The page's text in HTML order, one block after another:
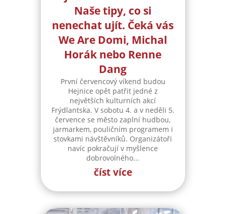
Naše tipy, co si
nenechat ujít. Čeká vás
We Are Domi, Michal
Horák nebo Renne
Dang
První červencový víkend budou
Hejnice opět patřit jedné z
největších kulturních akcí
Frýdlantska. V sobotu 4. a v neděli 5.
července se město zaplní hudbou,
jarmarkem, pouličním programem i
stovkami návštěvníků. Organizátoři
navíc pokračují v myšlence
dobrovolného...
číst více